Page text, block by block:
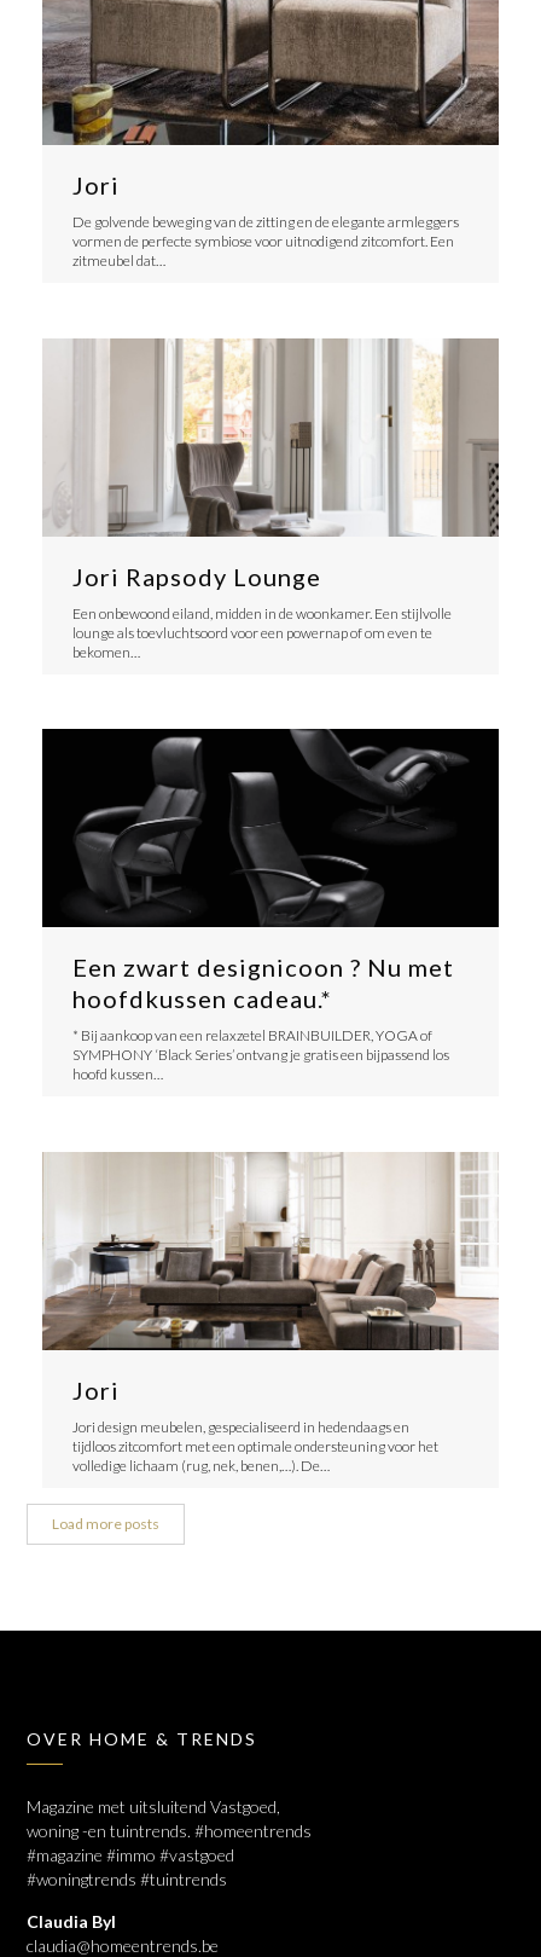
Jori
De golvende beweging van de zitting en de elegante armleggers
vormen de perfecte symbiose voor uitnodigend zitcomfort. Een
zitmeubel dat…
Jori Rapsody Lounge
Een onbewoond eiland, midden in de woonkamer. Een stijlvolle
lounge als toevluchtsoord voor een powernap of om even te
bekomen…
Een zwart designicoon ? Nu met
hoofdkussen cadeau.*
* Bij aankoop van een relaxzetel BRAINBUILDER, YOGA of
SYMPHONY ‘Black Series’ ontvang je gratis een bijpassend los
hoofd kussen…
Jori
Jori design meubelen, gespecialiseerd in hedendaags en
tijdloos zitcomfort met een optimale ondersteuning voor het
volledige lichaam (rug, nek, benen,…). De…
Load more posts
OVER HOME & TRENDS
Magazine met uitsluitend Vastgoed,
woning -en tuintrends. #homeentrends
#magazine #immo #vastgoed
#woningtrends #tuintrends
Claudia Byl
claudia@homeentrends.be